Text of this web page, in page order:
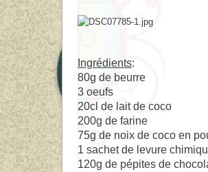
Ingrédients:
80g de beurre
3 oeufs
20cl de lait de coco
200g de farine
75g de noix de coco en
1 sachet de levure
120g de pépites de